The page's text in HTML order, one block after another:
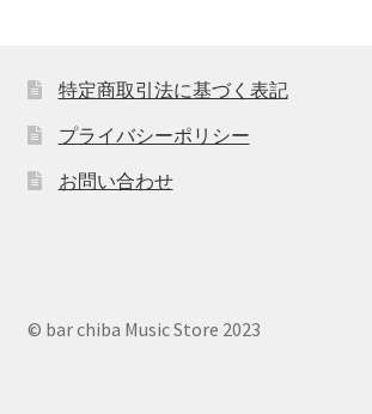
特定商取引法に基づく表記
プライバシーポリシー
お問い合わせ
© bar chiba Music Store 2023